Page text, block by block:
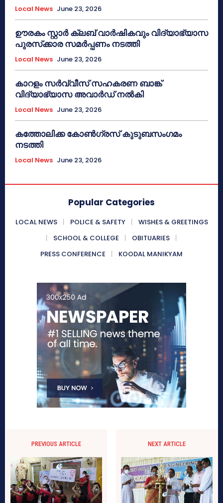
Local News June 23, 2026
ഊരകം സ്റ്റാർ ക്ലബ് വാർഷികവും വിദ്യാഭ്യാസ
പുരസ്‌ക്കാര സമർപ്പണം നടത്തി
Local News June 23, 2026
കാറളം സർവ്വീസ് സഹകരണ ബാങ്ക്
വിദ്യാഭ്യാസ അവാർഡ് നൽകി
Local News June 23, 2026
കത്തോലിക്ക കോൺഗ്രസ് കുടുബസംഗമം
നടത്തി
Local News June 23, 2026
Popular Categories
LOCAL NEWS POLICE & SAFETY
WISHES & GREETINGS
SCHOOL & COLLEGE
OBITUARIES
PRESS CONFERENCE
KOODAL MANIKYAM
PREVIOUS ARTICLE NEXT ARTICLE